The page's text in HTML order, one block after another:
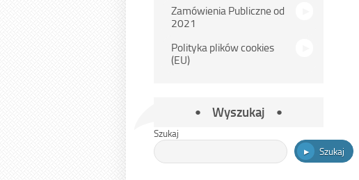
Zamówienia Publiczne od
2021
Polityka plików cookies
(EU)
Wyszukaj
Szukaj
Szukaj